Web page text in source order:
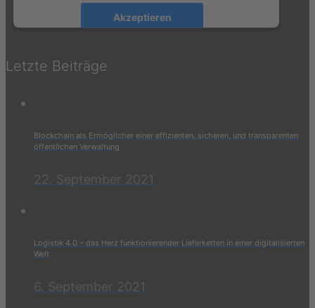
Akzeptieren
Letzte Beiträge
Blockchain als Ermöglicher einer effizienten, sicheren, und transparenten
öffentlichen Verwaltung
22. September 2021
Logistik 4.0 – das Herz funktionierender Lieferketten in einer digitalisierten
Welt
6. September 2021